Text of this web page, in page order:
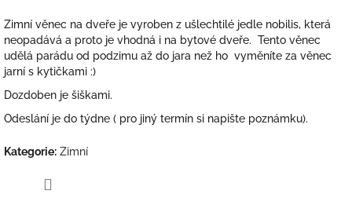
Zimní věnec na dveře je vyroben z ušlechtilé jedle nobilis, která
neopadává a proto je vhodná i na bytové dveře. Tento věnec
udělá parádu od podzimu až do jara než ho vyměníte za věnec
jarní s kytičkami :)
Dozdoben je šiškami.
Odeslání je do týdne ( pro jiný termín si napište poznámku).
Kategorie: Zimní